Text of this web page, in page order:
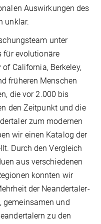
Auswirkungen des
unklar.
unter
für evolutionäre
California, Berkeley,
früheren Menschen
die vor 2.000 bis
den Zeitpunkt und die
zum modernen
wir einen Katalog der
Durch den Vergleich
aus verschiedenen
konnten wir
der Neandertaler-
gemeinsamen und
zu den